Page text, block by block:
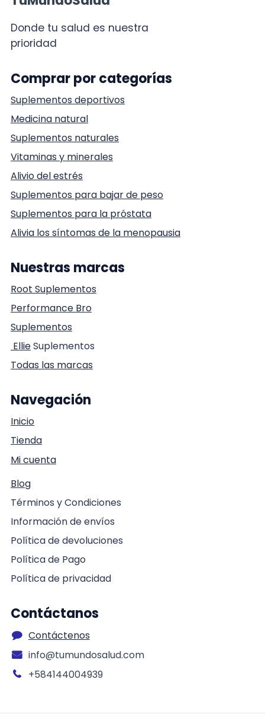
Donde tu salud es nuestra
prioridad
Comprar por categorías
Suplementos deportivos
Medicina natural
Suplementos naturales
Vitaminas y minerales
Alivio del estrés
Suplementos para bajar de peso
Suplementos para la próstata
Alivia los síntomas de la menopausia
Nuestras marcas
Root Suplementos
Performance Bro
Suplementos
EllieSuplementos
Todas las marcas
Navegación
Inicio
Tienda
Mi cuenta
Blog
Términos y Condiciones
Información de envíos
Política de devoluciones
Política de Pago
Política de privacidad
Contáctanos
Contáctenos
info@tumundosalud.com
+584144004939